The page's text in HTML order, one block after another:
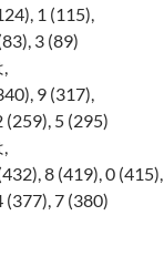
1 (115),
3 (89)
9 (317),
5 (295)
8 (419), 0 (415),
7 (380)